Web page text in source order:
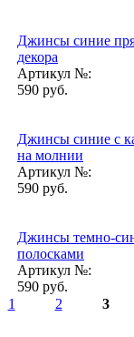
Джинсы синие
декора
Артикул №:
590 руб.
Джинсы синие с
на молнии
Артикул №:
590 руб.
Джинсы темно-
полосками
Артикул №:
590 руб.
1 2 3